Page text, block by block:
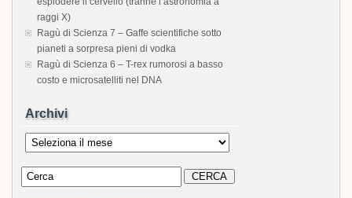
raggi X)
Ragù di Scienza 7 – Gaffe scientifiche sotto
pianeti a sorpresa pieni di vodka
Ragù di Scienza 6 – T-rex rumorosi a basso
costo e microsatelliti nel DNA
Archivi
Archivi